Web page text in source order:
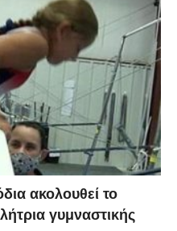
ακολουθεί το
γυμναστικής